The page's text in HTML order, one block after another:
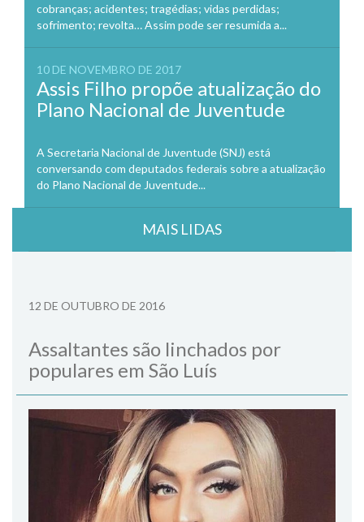
cobranças; acidentes; tragédias; vidas perdidas;
sofrimento; revolta… Assim pode ser resumida a...
10 DE NOVEMBRO DE 2017
Assis Filho propõe atualização do
Plano Nacional de Juventude
A Secretaria Nacional de Juventude (SNJ) está
conversando com deputados federais sobre a atualização
do Plano Nacional de Juventude...
MAIS LIDAS
12 DE OUTUBRO DE 2016
Assaltantes são linchados por
populares em São Luís